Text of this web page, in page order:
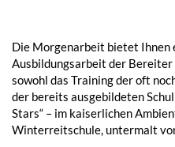
Die Morgenarbeit bietet Ihnen
Ausbildungsarbeit der Bereiter
sowohl das Training der oft
der bereits ausgebildeten
Stars“ – im kaiserlichen
Winterreitschule, untermalt